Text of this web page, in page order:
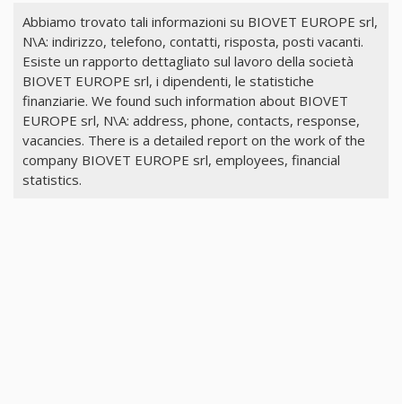
Abbiamo trovato tali informazioni su BIOVET EUROPE srl,
N\A: indirizzo, telefono, contatti, risposta, posti vacanti.
Esiste un rapporto dettagliato sul lavoro della società
BIOVET EUROPE srl, i dipendenti, le statistiche
finanziarie. We found such information about BIOVET
EUROPE srl, N\A: address, phone, contacts, response,
vacancies. There is a detailed report on the work of the
company BIOVET EUROPE srl, employees, financial
statistics.